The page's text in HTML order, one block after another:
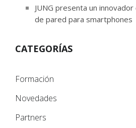
JUNG presenta un
de pared para smartphones
CATEGORÍAS
Formación
Novedades
Partners